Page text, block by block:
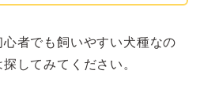
者でも飼いやすい犬種なの
してみてください。